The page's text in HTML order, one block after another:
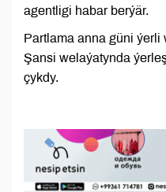
agentligi habar berýär.
Partlama anna güni ýerli
Şansi welaýatynda
çykdy.